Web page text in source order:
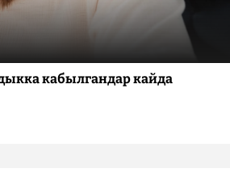
кабылгандар кайда